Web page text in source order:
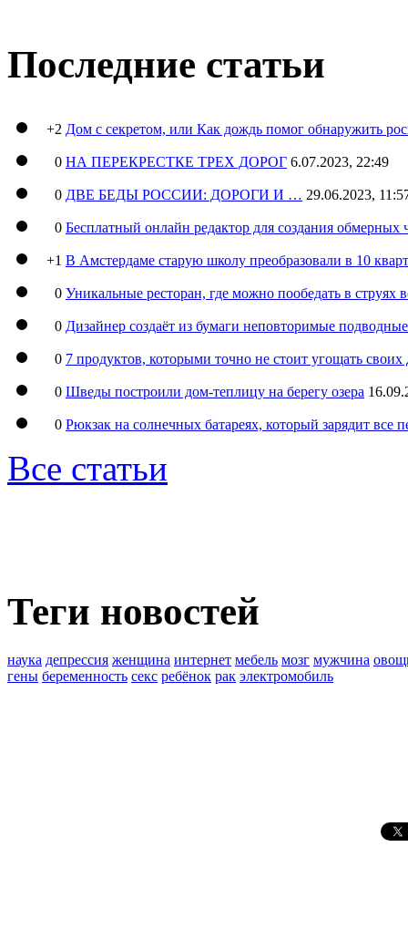
Последние статьи
+2 Дом с секретом, или Как дождь помог обнаружить
0 НА ПЕРЕКРЕСТКЕ ТРЕХ ДОРОГ 6.07.2023, 22:49
0 ДВЕ БЕДЫ РОССИИ: ДОРОГИ И … 29.06.2023,
0 Бесплатный онлайн редактор для создания обмерных
+1 В Амстердаме старую школу преобразовали в 10
0 Уникальные ресторан, где можно пообедать в струях
0 Дизайнер создаёт из бумаги неповторимые
0 7 продуктов, которыми точно не стоит угощать
0 Шведы построили дом-теплицу на берегу озера
0 Рюкзак на солнечных батареях, который зарядит все
Все статьи
Теги новостей
наука депрессия женщина интернет мебель мозг мужчина
гены беременность секс ребёнок рак электромобиль